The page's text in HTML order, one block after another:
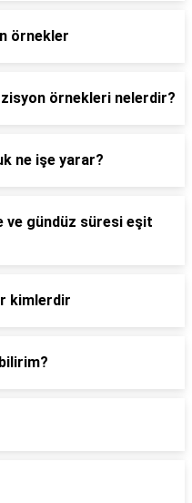
örnekler
örnekleri nelerdir?
ne işe yarar?
ve gündüz süresi eşit
kimlerdir